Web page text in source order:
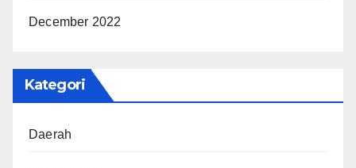
December 2022
Kategori
Daerah